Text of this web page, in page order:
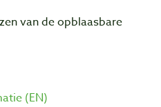
van de opblaasbare
(EN)